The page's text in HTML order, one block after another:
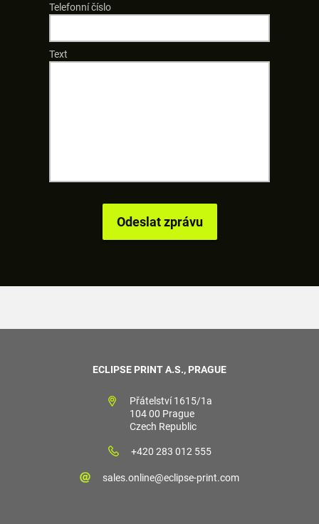
Telefonní číslo
Text
ECLIPSE PRINT A.S., PRAGUE
Přátelství 1615/1a
104 00 Prague
Czech Republic
+420 283 012 555
sales.online@eclipse-print.com